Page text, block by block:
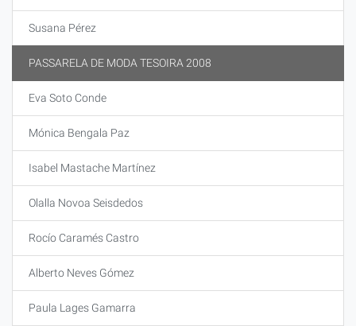
Susana Pérez
PASSARELA DE MODA TESOIRA 2008
Eva Soto Conde
Mónica Bengala Paz
Isabel Mastache Martínez
Olalla Novoa Seisdedos
Rocío Caramés Castro
Alberto Neves Gómez
Paula Lages Gamarra